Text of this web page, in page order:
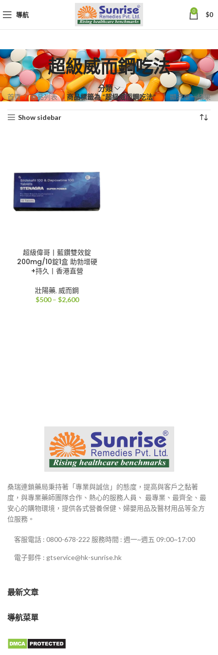
導航 0 $0
超級威而鋼吃法
分類
首頁 商品列表 商品標籤為 “超級威而鋼吃法” 顯示單一結果
Show sidebar
超級偉哥丨藍鑽雙效錠
200mg/10錠1盒 助勃增硬
+持久丨香港直營
壯陽藥, 威而鋼
$500 – $2,600價
桑瑞連鎖藥局秉持著「專業與誠信」的態度，提高與客戶之黏著
度，與專業藥師團隊合作、熱心的服務人員、 最專業、最齊全、最
安心的購物環境，提供各式營養保健、婦嬰用品及醫材用品等全方
位服務。
客服電話 : 0800-678-222 服務時間 : 週一~週五 09:00~17:00
電子郵件 : gtservice@hk-sunrise.hk
最新文章
導航菜單